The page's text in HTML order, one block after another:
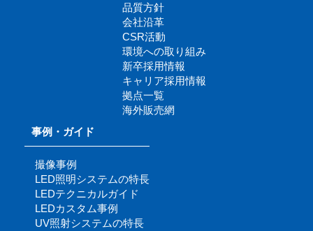
品質方針
会社沿革
CSR活動
環境への取り組み
新卒採用情報
キャリア採用情報
拠点一覧
海外販売網
事例・ガイド
撮像事例
LED照明システムの特長
LEDテクニカルガイド
LEDカスタム事例
UV照射システムの特長